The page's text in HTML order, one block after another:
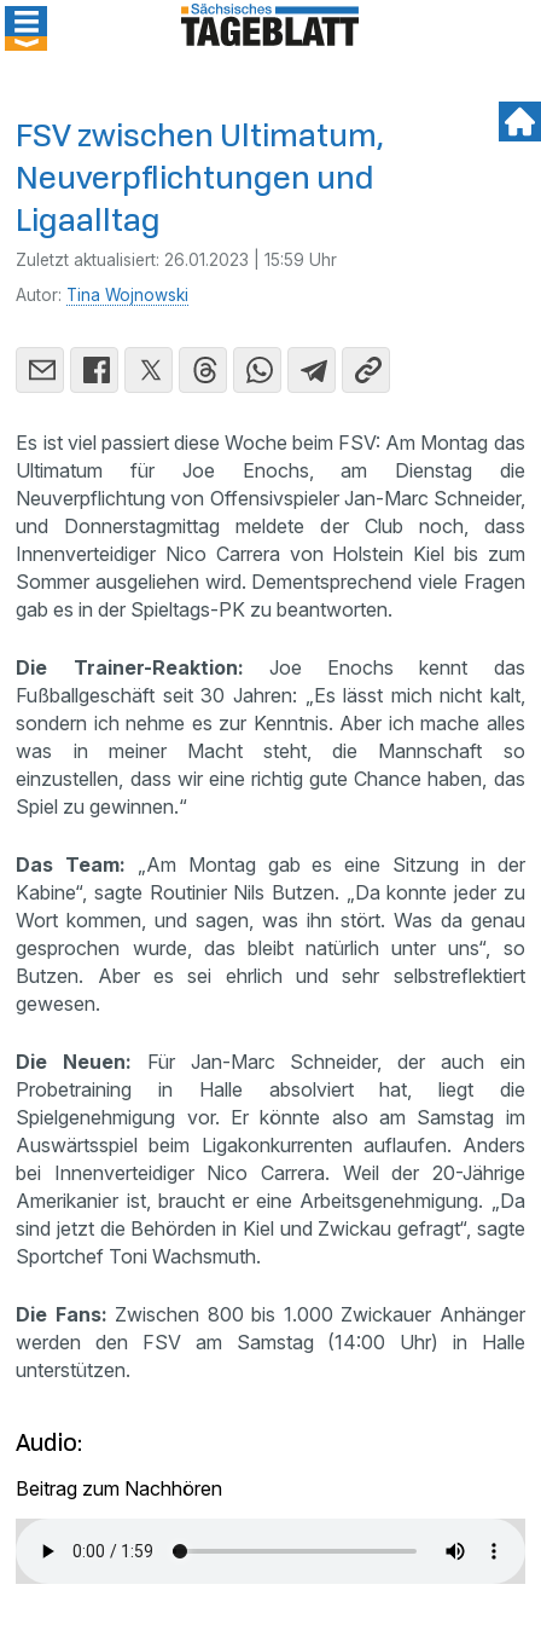
FSV zwischen Ultimatum,
Neuverpflichtungen und
Ligaalltag
Zuletzt aktualisiert: 26.01.2023 | 15:59 Uhr
Autor: Tina Wojnowski
Es ist viel passiert diese Woche beim FSV: Am Montag das
Ultimatum für Joe Enochs, am Dienstag die
Neuverpflichtung von Offensivspieler Jan-Marc Schneider,
und Donnerstagmittag meldete der Club noch, dass
Innenverteidiger Nico Carrera von Holstein Kiel bis zum
Sommer ausgeliehen wird. Dementsprechend viele Fragen
gab es in der Spieltags-PK zu beantworten.
Die Trainer-Reaktion: Joe Enochs kennt das
Fußballgeschäft seit 30 Jahren: „Es lässt mich nicht kalt,
sondern ich nehme es zur Kenntnis. Aber ich mache alles
was in meiner Macht steht, die Mannschaft so
einzustellen, dass wir eine richtig gute Chance haben, das
Spiel zu gewinnen.“
Das Team: „Am Montag gab es eine Sitzung in der
Kabine“, sagte Routinier Nils Butzen. „Da konnte jeder zu
Wort kommen, und sagen, was ihn stört. Was da genau
gesprochen wurde, das bleibt natürlich unter uns“, so
Butzen. Aber es sei ehrlich und sehr selbstreflektiert
gewesen.
Die Neuen: Für Jan-Marc Schneider, der auch ein
Probetraining in Halle absolviert hat, liegt die
Spielgenehmigung vor. Er könnte also am Samstag im
Auswärtsspiel beim Ligakonkurrenten auflaufen. Anders
bei Innenverteidiger Nico Carrera. Weil der 20-Jährige
Amerikanier ist, braucht er eine Arbeitsgenehmigung. „Da
sind jetzt die Behörden in Kiel und Zwickau gefragt“, sagte
Sportchef Toni Wachsmuth.
Die Fans: Zwischen 800 bis 1.000 Zwickauer Anhänger
werden den FSV am Samstag (14:00 Uhr) in Halle
unterstützen.
Audio:
Beitrag zum Nachhören